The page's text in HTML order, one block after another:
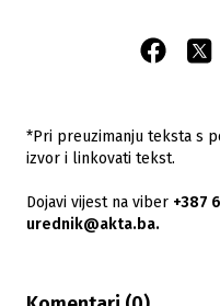
*Pri preuzimanju teksta s
izvor i linkovati tekst.
Dojavi vijest na viber +387
urednik@akta.ba.